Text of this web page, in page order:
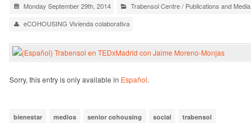
Monday September 29th, 2014 Trabensol Centre/ Publications and Media
eCOHOUSING Vivienda colaborativa
Sorry, this entry is only available in Español.
bienestar medios senior cohousing social trabensol